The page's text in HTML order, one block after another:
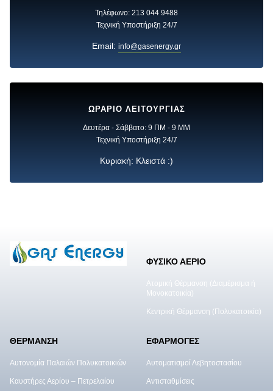
Τηλέφωνο: 213 044 9488
Τεχνική Υποστήριξη 24/7
Email: info@gasenergy.gr
ΩΡΑΡΙΟ ΛΕΙΤΟΥΡΓΙΑΣ
Δευτέρα - Σάββατο: 9 ΠΜ - 9 ΜΜ
Τεχνική Υποστήριξη 24/7
Κυριακή: Κλειστά :)
ΦΥΣΙΚΟ ΑΕΡΙΟ
Ατομική Θέρμανση (Διαμέρισμα ή
Μονοκατοικία)
Κεντρική Θέρμανση (Πολυκατοικία)
ΘΕΡΜΑΝΣΗ
Αυτονομία Παλαιών Πολυκατοικιών
Καυστήρες Αερίου – Πετρελαίου
ΕΦΑΡΜΟΓΕΣ
Αυτοματισμοί Λεβητοστασίου
Αντισταθμίσεις